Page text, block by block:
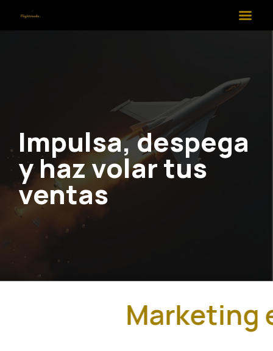
Impulsa, despega
y haz volar tus
ventas
Marketing